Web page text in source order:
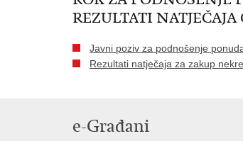
REZULTATI NATJEČAJA
Javni poziv za podnošenje
Rezultati natječaja za zakup
e-Građani